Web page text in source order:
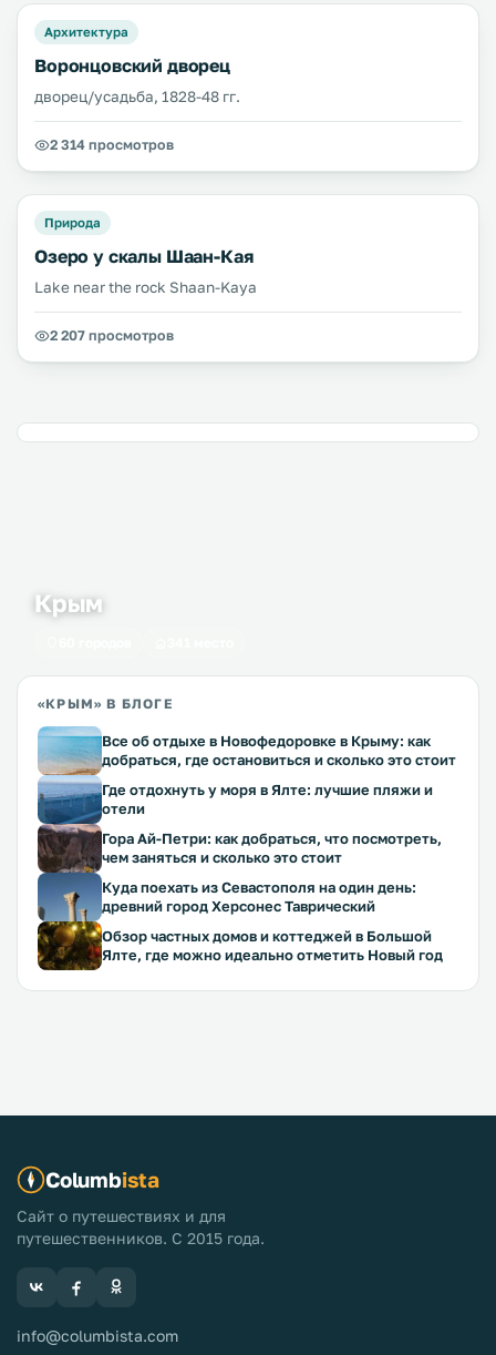
Архитектура
Воронцовский дворец
дворец/усадьба, 1828-48 гг.
2 314 просмотров
Природа
Озеро у скалы Шаан-Кая
Lake near the rock Shaan-Kaya
2 207 просмотров
Крым
«КРЫМ» В БЛОГЕ
Все об отдыхе в Новофедоровке в Крыму: как
добраться, где остановиться и сколько это стоит
Где отдохнуть у моря в Ялте: лучшие пляжи и
отели
Гора Ай-Петри: как добраться, что посмотреть,
чем заняться и сколько это стоит
Куда поехать из Севастополя на один день:
древний город Херсонес Таврический
Обзор частных домов и коттеджей в Большой
Ялте, где можно идеально отметить Новый год
Columbista
Сайт о путешествиях и для
путешественников. С 2015 года.
info@columbista.com